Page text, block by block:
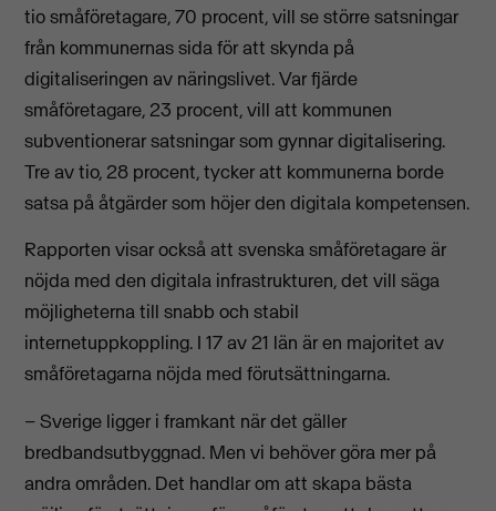
tio småföretagare, 70 procent, vill se större satsningar
från kommunernas sida för att skynda på
digitaliseringen av näringslivet. Var fjärde
småföretagare, 23 procent, vill att kommunen
subventionerar satsningar som gynnar digitalisering.
Tre av tio, 28 procent, tycker att kommunerna borde
satsa på åtgärder som höjer den digitala kompetensen.
Rapporten visar också att svenska småföretagare är
nöjda med den digitala infrastrukturen, det vill säga
möjligheterna till snabb och stabil
internetuppkoppling. I 17 av 21 län är en majoritet av
småföretagarna nöjda med förutsättningarna.
– Sverige ligger i framkant när det gäller
bredbandsutbyggnad. Men vi behöver göra mer på
andra områden. Det handlar om att skapa bästa